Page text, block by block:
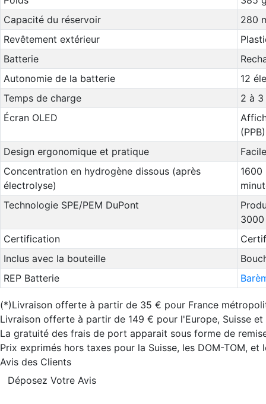
Capacité du réservoir
280
Revêtement extérieur
Batterie
Autonomie de la batterie
12
Temps de charge
2 à 3
Écran OLED
(PPB)
Design ergonomique et pratique
Concentration en hydrogène dissous (après
électrolyse)
1600
Technologie SPE/PEM DuPont
3000
Certification
Inclus avec la bouteille
REP Batterie
(*)Livraison offerte à partir de 35 € pour France
Livraison offerte à partir de 149 € pour l'Europe, Suisse et
La gratuité des frais de port apparait sous forme de
Prix exprimés hors taxes pour la Suisse, les DOM-TOM,
Avis des Clients
Déposez Votre Avis